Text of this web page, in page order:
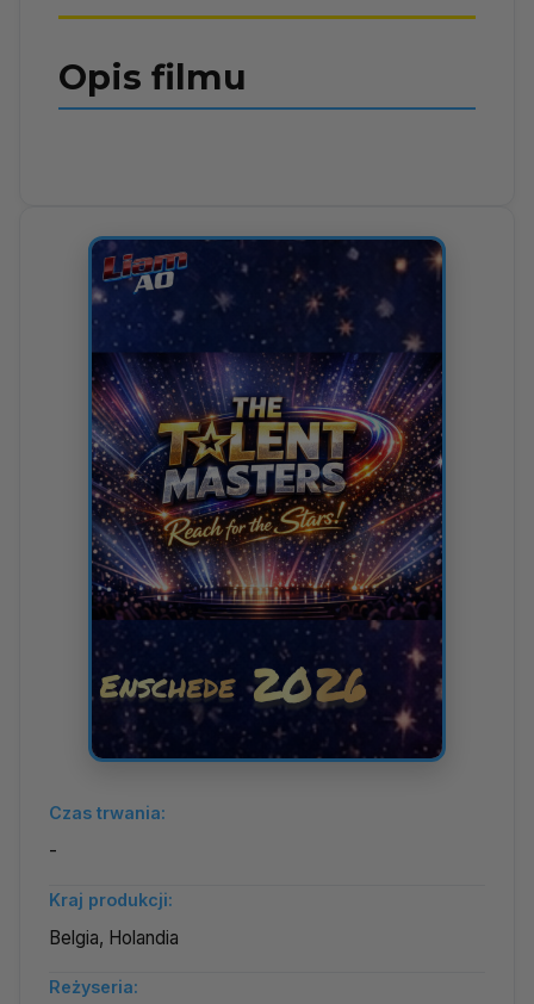
Opis filmu
Czas trwania:
-
Kraj produkcji:
Belgia, Holandia
Reżyseria: